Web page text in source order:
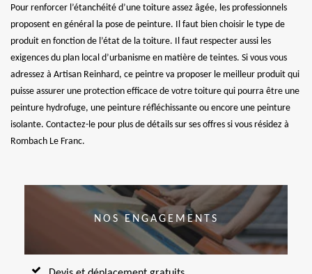
Pour renforcer l’étanchéité d’une toiture assez âgée, les professionnels
proposent en général la pose de peinture. Il faut bien choisir le type de
produit en fonction de l’état de la toiture. Il faut respecter aussi les
exigences du plan local d’urbanisme en matière de teintes. Si vous vous
adressez à Artisan Reinhard, ce peintre va proposer le meilleur produit qui
puisse assurer une protection efficace de votre toiture qui pourra être une
peinture hydrofuge, une peinture réfléchissante ou encore une peinture
isolante. Contactez-le pour plus de détails sur ses offres si vous résidez à
Rombach Le Franc.
NOS ENGAGEMENTS